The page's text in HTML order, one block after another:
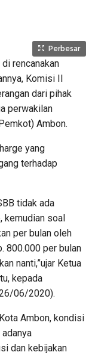
Perbesar
rencanakan
Komisi II
dari pihak
perwakilan
Ambon.
yang
terhadap
tidak ada
kemudian soal
per bulan oleh
800.000 per bulan
nanti,”ujar Ketua
kepada
06/2020).
Ambon, kondisi
dan kebijakan